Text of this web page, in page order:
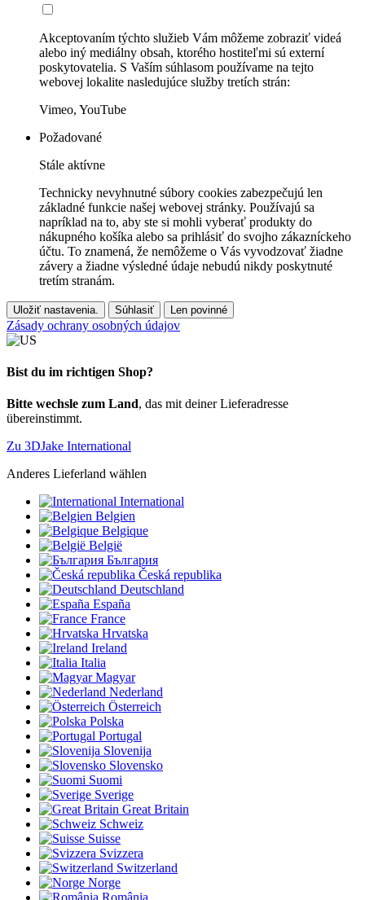
Akceptovaním týchto služieb Vám môžeme zobraziť videá
alebo iný mediálny obsah, ktorého hostiteľmi sú externí
poskytovatelia. S Vaším súhlasom používame na tejto
webovej lokalite nasledujúce služby tretích strán:
Vimeo, YouTube
Požadované
Stále aktívne
Technicky nevyhnutné súbory cookies zabezpečujú len
základné funkcie našej webovej stránky. Používajú sa
napríklad na to, aby ste si mohli vyberať produkty do
nákupného košíka alebo sa prihlásiť do svojho zákazníckeho
účtu. To znamená, že nemôžeme o Vás vyvodzovať žiadne
závery a žiadne výsledné údaje nebudú nikdy poskytnuté
tretím stranám.
Uložiť nastavenia. Súhlasiť Len povinné
Zásady ochrany osobných údajov
Bist du im richtigen Shop?
Bitte wechsle zum Land, das mit deiner Lieferadresse
übereinstimmt.
Zu 3DJake International
Anderes Lieferland wählen
International
Belgien
Belgique
België
България
Česká republika
Deutschland
España
France
Hrvatska
Ireland
Italia
Magyar
Nederland
Österreich
Polska
Portugal
Slovenija
Slovensko
Suomi
Sverige
Great Britain
Schweiz
Suisse
Svizzera
Switzerland
Norge